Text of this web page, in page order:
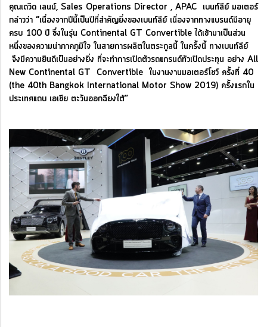
คุณเดวิด เลนน์, Sales Operations Director , APAC เบนท์ลีย์ มอเตอร์
กล่าวว่า “เนื่องจากปีนี้เป็นปีที่สำคัญยิ่งของเบนท์ลีย์ เนื่องจากทางแบรนด์มีอายุ
ครบ 100 ปี ซึ่งในรุ่น Continental GT Convertible ได้เข้ามาเป็นส่วน
หนึ่งของความน่าภาคภูมิใจ ในสายการผลิตในตระกูลนี้ ในครั้งนี้ ทางเบนท์ลีย์
จึงมีความยินดีเป็นอย่างยิ่ง ที่จะทำการเปิดตัวรถแกรนด์ทัวเปิดประทุน อย่าง All
New Continental GT Convertible ในงานงานมอเตอร์โชว์ ครั้งที่ 40
(the 40th Bangkok International Motor Show 2019) ครั้งแรกใน
ประเทศแถบ เอเชีย ตะวันออกฉียงใต้”